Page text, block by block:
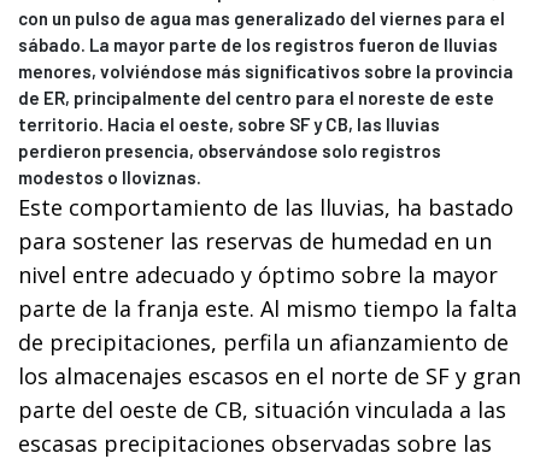
con un pulso de agua mas generalizado del viernes para el
sábado. La mayor parte de los registros fueron de lluvias
menores, volviéndose más significativos sobre la provincia
de ER, principalmente del centro para el noreste de este
territorio. Hacia el oeste, sobre SF y CB, las lluvias
perdieron presencia, observándose solo registros
modestos o lloviznas.
Este comportamiento de las lluvias, ha bastado
para sostener las reservas de humedad en un
nivel entre adecuado y óptimo sobre la mayor
parte de la franja este. Al mismo tiempo la falta
de precipitaciones, perfila un afianzamiento de
los almacenajes escasos en el norte de SF y gran
parte del oeste de CB, situación vinculada a las
escasas precipitaciones observadas sobre las